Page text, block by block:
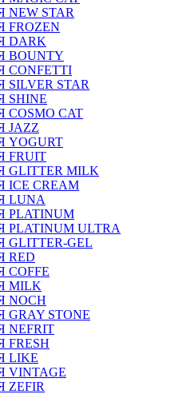
STAR
DARK
STAR
CAT
JAZZ
FRUIT
MILK
CREAM
LUNA
ULTRA
GEL
RED
MILK
STONE
LIKE